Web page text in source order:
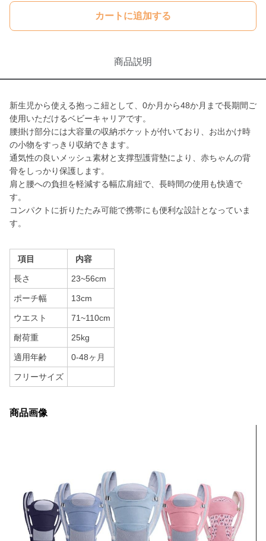
カートに追加する
商品説明
新生児から使える抱っこ紐として、0か月から48か月まで長期間ご
使用いただけるベビーキャリアです。
腰掛け部分には大容量の収納ポケットが付いており、お出かけ時
の小物をすっきり収納できます。
通気性の良いメッシュ素材と支撑型護背墊により、赤ちゃんの背
骨をしっかり保護します。
肩と腰への負担を軽減する幅広肩紐で、長時間の使用も快適で
す。
コンパクトに折りたたみ可能で携帯にも便利な設計となっていま
す。
項目 内容
長さ 23~56cm
ポーチ幅 13cm
ウエスト 71~110cm
耐荷重 25kg
適用年齢 0-48ヶ月
フリーサイズ
商品画像